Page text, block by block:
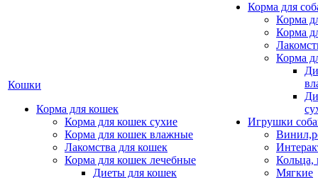
Кошки
Корма для кошек
Корма для кошек сухие
Корма для кошек влажные
Лакомства для кошек
Корма для кошек лечебные
Диеты для кошек
Корма для
Корма
Корма
Корма
Игрушки
Кольца,
Мягкие